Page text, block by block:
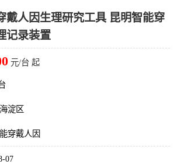
戴人因生理研究工具 昆明智能穿
记录装置
元/台 起
淀区
穿戴人因
07